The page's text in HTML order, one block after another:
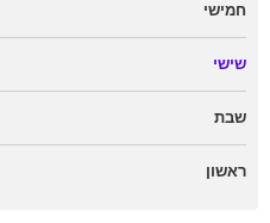
חמישי
שישי
שבת
ראשון